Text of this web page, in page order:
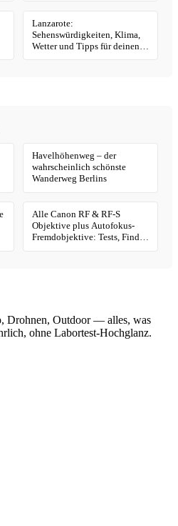
Lanzarote:
Sehenswürdigkeiten, Klima,
Wetter und Tipps für deinen
Havelhöhenweg – der
wahrscheinlich schönste
Wanderweg Berlins
Alle Canon RF & RF-S
Objektive plus Autofokus-
Fremdobjektive: Tests, Finder
Drohnen, Outdoor — alles, was
ohne Labortest-Hochglanz.